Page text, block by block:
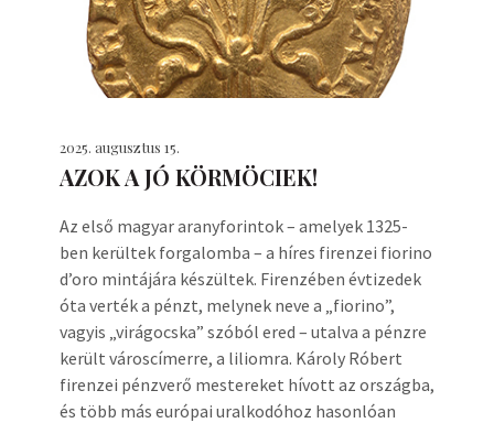
2025. augusztus 15.
AZOK A JÓ KÖRMÖCIEK!
Az első magyar aranyforintok – amelyek 1325-
ben kerültek forgalomba – a híres firenzei fiorino
d’oro mintájára készültek. Firenzében évtizedek
óta verték a pénzt, melynek neve a „fiorino”,
vagyis „virágocska” szóból ered – utalva a pénzre
került városcímerre, a liliomra. Károly Róbert
firenzei pénzverő mestereket hívott az országba,
és több más európai uralkodóhoz hasonlóan